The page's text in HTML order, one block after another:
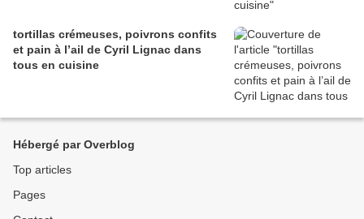
tortillas crémeuses, poivrons confits
et pain à l’ail de Cyril Lignac dans
tous en cuisine
Hébergé par Overblog
Top articles
Pages